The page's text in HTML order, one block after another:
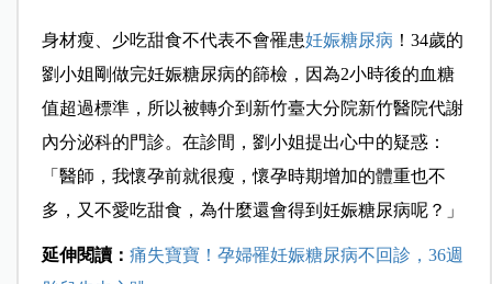
身材瘦、少吃甜食不代表不會罹患妊娠糖尿病 ！34歲的
劉小姐剛做完妊娠糖尿病的篩檢，因為2小時後的血糖
值超過標準，所以被轉介到新竹臺大分院新竹醫院代謝
內分泌科的門診。在診間，劉小姐提出心中的疑惑：
「醫師，我懷孕前就很瘦，懷孕時期增加的體重也不
多，又不愛吃甜食，為什麼還會得到妊娠糖尿病呢？」
延伸閱讀： 痛失寶寶！孕婦罹妊娠糖尿病不回診，36週